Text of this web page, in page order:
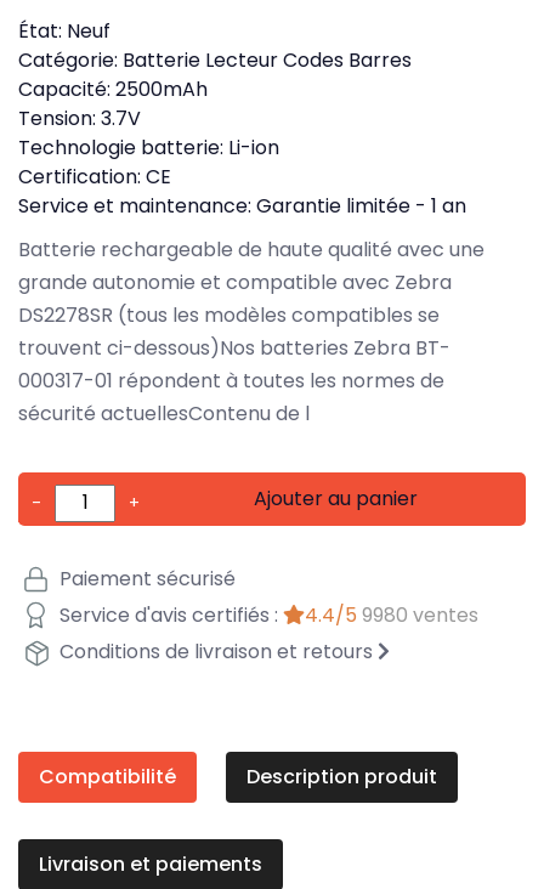
État: Neuf
Catégorie: Batterie Lecteur Codes Barres
Capacité: 2500mAh
Tension: 3.7V
Technologie batterie: Li-ion
Certification: CE
Service et maintenance: Garantie limitée - 1 an
Batterie rechargeable de haute qualité avec une
grande autonomie et compatible avec Zebra
DS2278SR (tous les modèles compatibles se
trouvent ci-dessous)Nos batteries Zebra BT-
000317-01 répondent à toutes les normes de
sécurité actuellesContenu de l
- + Ajouter au panier
Paiement sécurisé
Service d'avis certifiés :
4.4/5 9980 ventes
Conditions de livraison et retours
Compatibilité Description produit
Livraison et paiements